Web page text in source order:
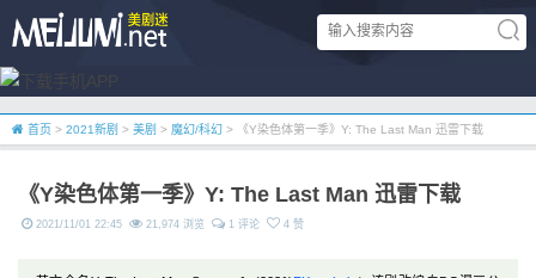
首页 > 2021新剧 > 美剧 > 魔幻/科幻 > 《Y染色体第一季》Y: The Last Man 迅雷下载
《Y染色体第一季》Y: The Last Man 迅雷下载
2021/11/01 22:45 21,974 浏览 1 评论 4 赞